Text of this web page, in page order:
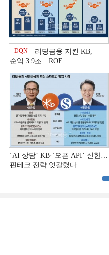
DQN
리딩금융 지킨 KB,
순익 3.9조…ROE·
상반기 금융 리그테이블]
‘AI 상담’ KB·‘오픈 API’ 신한…
핀테크 전략 엇갈렸다